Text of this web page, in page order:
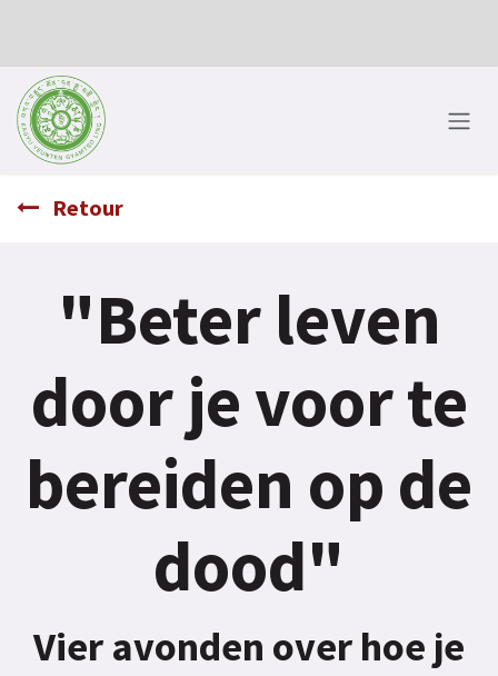
Se rendre au contenu
Retour
"Beter leven
door je voor te
bereiden op de
dood"
Vier avonden over hoe je